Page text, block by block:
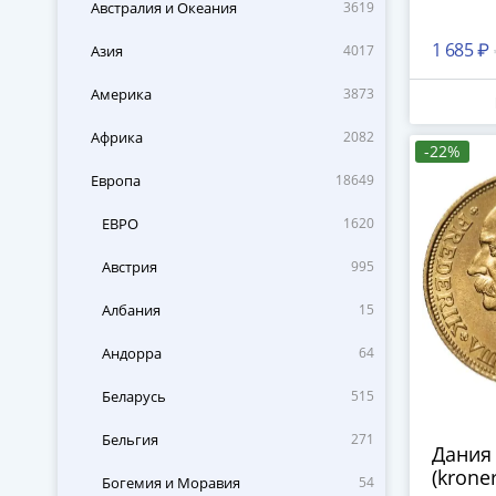
Австралия и Океания 3619
Азия 4017
Америка 3873
Африка 2082
Европа 18649
ЕВРО 1620
Австрия 995
Албания 15
Андорра 64
Беларусь 515
Бельгия 271
Богемия и Моравия 54
1 685 ₽
-22%
Дания